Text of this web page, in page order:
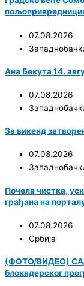
07.08.2026
Ана Бекута 14.
07.08.2026
За викенд
07.08.2026
Почела чистка,
грађана на
07.08.2026
Србија
(ФОТО/ВИДЕО) САД
блокадерског